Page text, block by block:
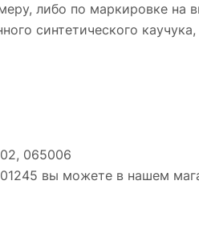
либо по маркировке на
синтетического
065006
вы можете в нашем